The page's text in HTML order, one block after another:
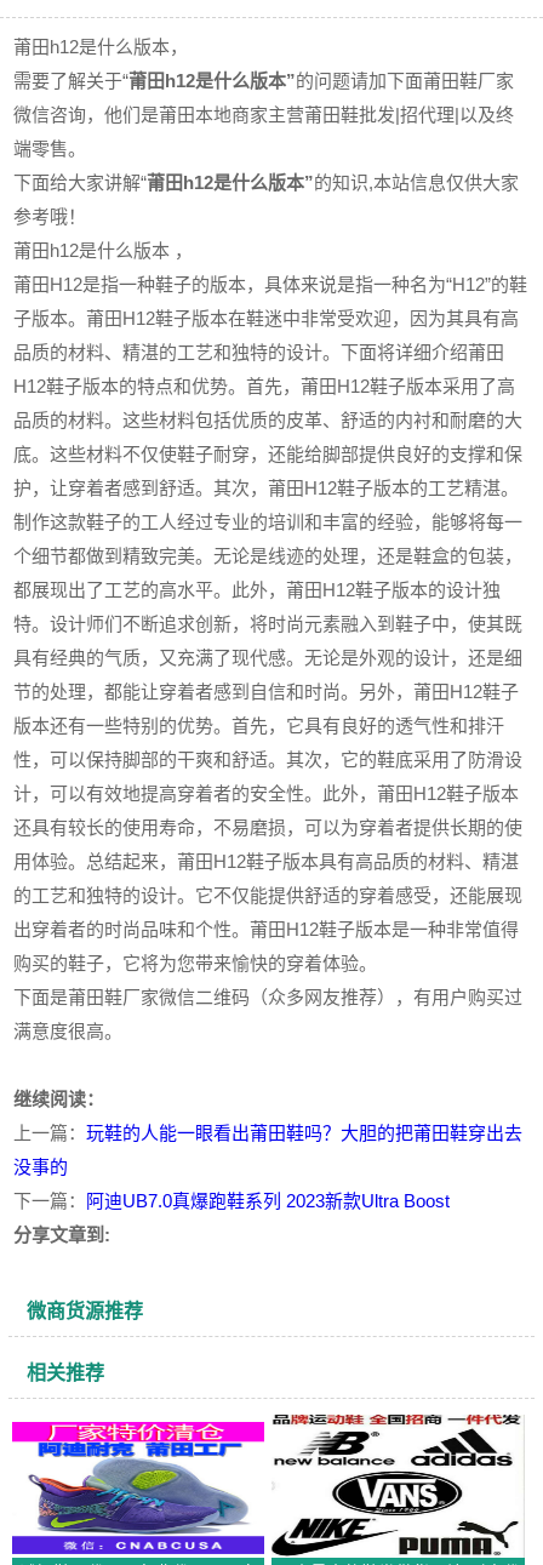
莆田h12是什么版本，
需要了解关于“莆田h12是什么版本”的问题请加下面莆田鞋厂家
微信咨询，他们是莆田本地商家主营莆田鞋批发|招代理|以及终
端零售。
下面给大家讲解“莆田h12是什么版本”的知识,本站信息仅供大家
参考哦！
莆田h12是什么版本 ，
莆田H12是指一种鞋子的版本，具体来说是指一种名为“H12”的鞋
子版本。莆田H12鞋子版本在鞋迷中非常受欢迎，因为其具有高
品质的材料、精湛的工艺和独特的设计。下面将详细介绍莆田
H12鞋子版本的特点和优势。首先，莆田H12鞋子版本采用了高
品质的材料。这些材料包括优质的皮革、舒适的内衬和耐磨的大
底。这些材料不仅使鞋子耐穿，还能给脚部提供良好的支撑和保
护，让穿着者感到舒适。其次，莆田H12鞋子版本的工艺精湛。
制作这款鞋子的工人经过专业的培训和丰富的经验，能够将每一
个细节都做到精致完美。无论是线迹的处理，还是鞋盒的包装，
都展现出了工艺的高水平。此外，莆田H12鞋子版本的设计独
特。设计师们不断追求创新，将时尚元素融入到鞋子中，使其既
具有经典的气质，又充满了现代感。无论是外观的设计，还是细
节的处理，都能让穿着者感到自信和时尚。另外，莆田H12鞋子
版本还有一些特别的优势。首先，它具有良好的透气性和排汗
性，可以保持脚部的干爽和舒适。其次，它的鞋底采用了防滑设
计，可以有效地提高穿着者的安全性。此外，莆田H12鞋子版本
还具有较长的使用寿命，不易磨损，可以为穿着者提供长期的使
用体验。总结起来，莆田H12鞋子版本具有高品质的材料、精湛
的工艺和独特的设计。它不仅能提供舒适的穿着感受，还能展现
出穿着者的时尚品味和个性。莆田H12鞋子版本是一种非常值得
购买的鞋子，它将为您带来愉快的穿着体验。
下面是莆田鞋厂家微信二维码（众多网友推荐），有用户购买过
满意度很高。
继续阅读：
上一篇：玩鞋的人能一眼看出莆田鞋吗？大胆的把莆田鞋穿出去
没事的
下一篇：
阿迪UB7.0真爆跑鞋系列 2023新款Ultra Boost
分享文章到:
微商货源推荐
相关推荐